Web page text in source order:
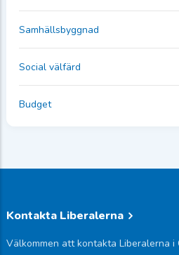
Samhällsbyggnad
Social välfärd
Budget
Kontakta Liberalerna
Välkommen att kontakta Liberalerna i